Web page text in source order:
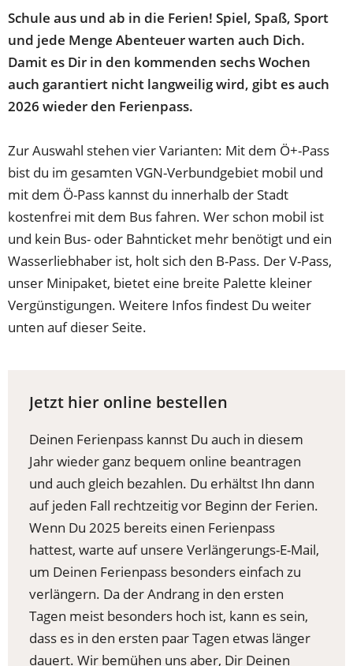
Schule aus und ab in die Ferien! Spiel, Spaß, Sport
und jede Menge Abenteuer warten auch Dich.
Damit es Dir in den kommenden sechs Wochen
auch garantiert nicht langweilig wird, gibt es auch
2026 wieder den Ferienpass.
Zur Auswahl stehen vier Varianten: Mit dem Ö+-Pass
bist du im gesamten VGN-Verbundgebiet mobil und
mit dem Ö-Pass kannst du innerhalb der Stadt
kostenfrei mit dem Bus fahren. Wer schon mobil ist
und kein Bus- oder Bahnticket mehr benötigt und ein
Wasserliebhaber ist, holt sich den B-Pass. Der V-Pass,
unser Minipaket, bietet eine breite Palette kleiner
Vergünstigungen. Weitere Infos findest Du weiter
unten auf dieser Seite.
Jetzt hier online bestellen
Deinen Ferienpass kannst Du auch in diesem
Jahr wieder ganz bequem online beantragen
und auch gleich bezahlen. Du erhältst Ihn dann
auf jeden Fall rechtzeitig vor Beginn der Ferien.
Wenn Du 2025 bereits einen Ferienpass
hattest, warte auf unsere Verlängerungs-E-Mail,
um Deinen Ferienpass besonders einfach zu
verlängern. Da der Andrang in den ersten
Tagen meist besonders hoch ist, kann es sein,
dass es in den ersten paar Tagen etwas länger
dauert. Wir bemühen uns aber, Dir Deinen